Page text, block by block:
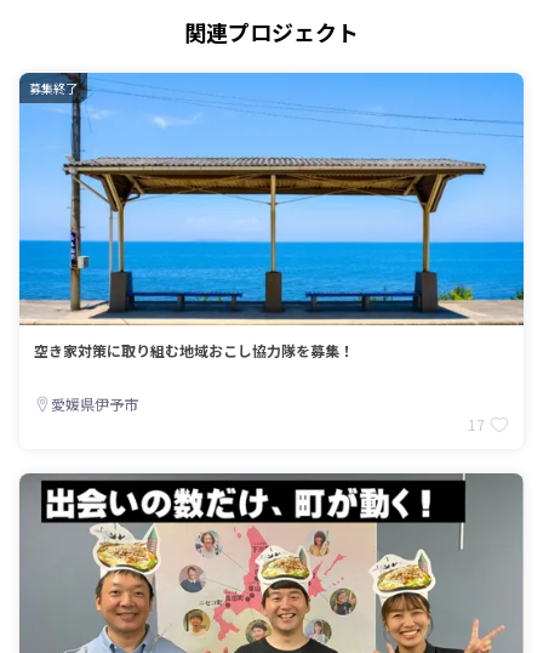
関連プロジェクト
募集終了
空き家対策に取り組む地域おこし協力隊を募集！
愛媛県伊予市
17